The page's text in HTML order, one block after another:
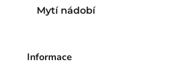
Mytí nádobí
Informace